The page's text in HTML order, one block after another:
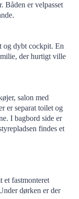
Båden er velpasset
og dybt cockpit. En
der hurtigt ville
salon med
er separat toilet og
I bagbord side er
findes et
et fastmonteret
dørken er der